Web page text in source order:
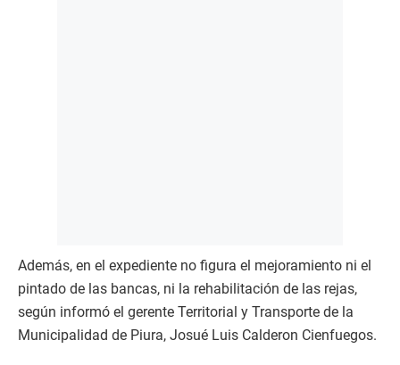
Además, en el expediente no figura el mejoramiento ni el
pintado de las bancas, ni la rehabilitación de las rejas,
según informó el gerente Territorial y Transporte de la
Municipalidad de Piura, Josué Luis Calderon Cienfuegos.